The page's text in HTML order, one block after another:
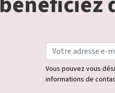
Vous pouvez vous
informations de